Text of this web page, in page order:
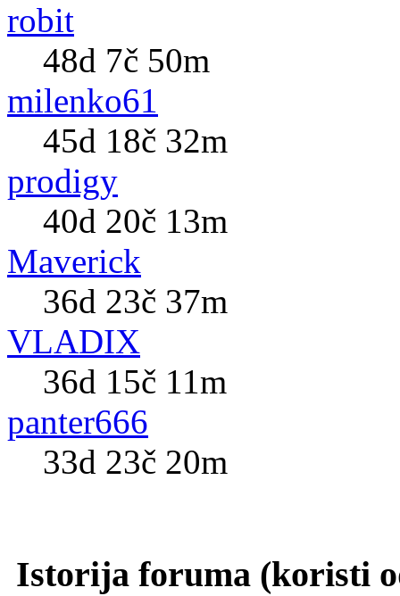
robit
48d 7č 50m
milenko61
45d 18č 32m
prodigy
40d 20č 13m
Maverick
36d 23č 37m
VLADIX
36d 15č 11m
panter666
33d 23č 20m
Istorija foruma (koristi